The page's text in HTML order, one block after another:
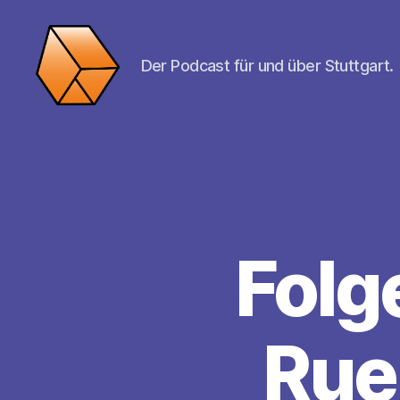
Der Podcast für und über Stuttgart.